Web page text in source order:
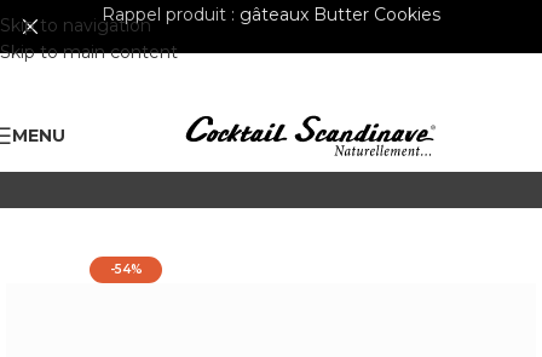
Skip to navigation
Skip to main content
Rappel produit : gâteaux Butter Cookies
MENU
-54%